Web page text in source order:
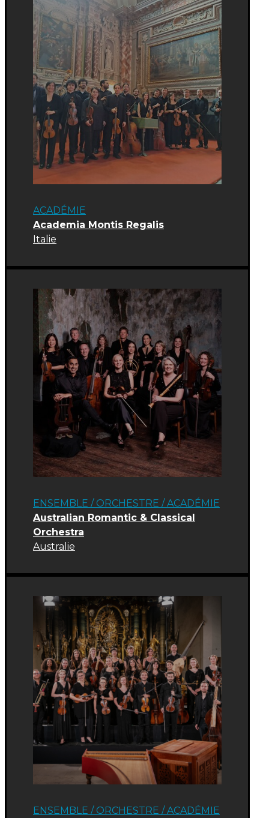
ACADÉMIE
Academia Montis Regalis
Italie
ENSEMBLE / ORCHESTRE /ACADÉMIE
Australian Romantic & Classical
Orchestra
Australie
ENSEMBLE / ORCHESTRE /ACADÉMIE